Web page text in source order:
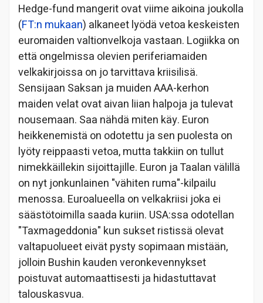
Hedge-fund mangerit ovat viime aikoina joukolla
(FT:n mukaan) alkaneet lyödä vetoa keskeisten
euromaiden valtionvelkoja vastaan. Logiikka on
että ongelmissa olevien periferiamaiden
velkakirjoissa on jo tarvittava kriisilisä.
Sensijaan Saksan ja muiden AAA-kerhon
maiden velat ovat aivan liian halpoja ja tulevat
nousemaan. Saa nähdä miten käy. Euron
heikkenemistä on odotettu ja sen puolesta on
lyöty reippaasti vetoa, mutta takkiin on tullut
nimekkäillekin sijoittajille. Euron ja Taalan välillä
on nyt jonkunlainen "vähiten ruma"-kilpailu
menossa. Euroalueella on velkakriisi joka ei
säästötoimilla saada kuriin. USA:ssa odotellan
"Taxmageddonia" kun sukset ristissä olevat
valtapuolueet eivät pysty sopimaan mistään,
jolloin Bushin kauden veronkevennykset
poistuvat automaattisesti ja hidastuttavat
talouskasvua.